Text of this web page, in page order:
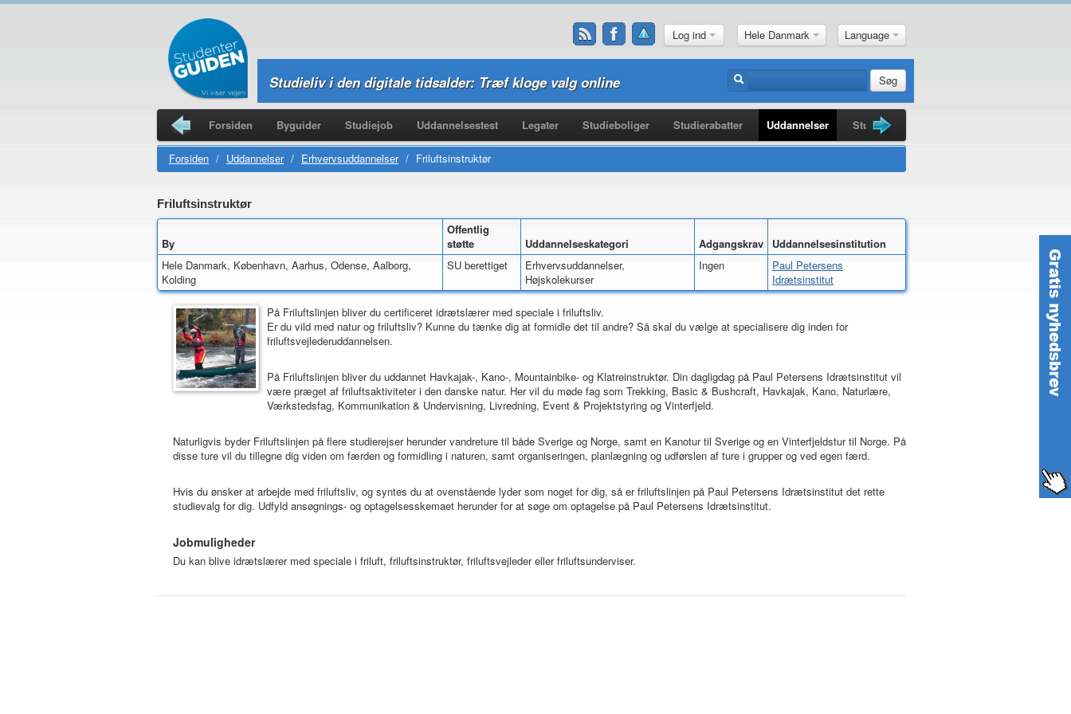
Log ind Hele Danmark Language
Studieliv i den digitale tidsalder: Træf kloge valg online Søg
Forsiden Byguider Studiejob Uddannelsestest Legater Studieboliger Studierabatter Uddannelser Studiebøger
Studierejser
Forsiden / Uddannelser / Erhvervsuddannelser / Friluftsinstruktør
Friluftsinstruktør
By
Offentlig
støtte
Uddannelseskategori Adgangskrav
Uddannelsesinstitution
Hele Danmark, København, Aarhus, Odense, Aalborg,
Kolding
SU berettiget
Erhvervsuddannelser,
Højskolekurser
Ingen
Paul Petersens
Idrætsinstitut
På Friluftslinjen bliver du certificeret idrætslærer med speciale i friluftsliv.
Er du vild med natur og friluftsliv? Kunne du tænke dig at formidle det til andre? Så skal du vælge at specialisere dig inden for
friluftsvejlederuddannelsen.
På Friluftslinjen bliver du uddannet Havkajak-, Kano-, Mountainbike- og Klatreinstruktør. Din dagligdag på Paul Petersens Idrætsinstitut vil
være præget af friluftsaktiviteter i den danske natur. Her vil du møde fag som Trekking, Basic & Bushcraft, Havkajak, Kano, Naturlære,
Værkstedsfag, Kommunikation & Undervisning, Livredning, Event & Projektstyring og Vinterfjeld.
Naturligvis byder Friluftslinjen på flere studierejser herunder vandreture til både Sverige og Norge, samt en Kanotur til Sverige og en Vinterfjeldstur til Norge. På
disse ture vil du tillegne dig viden om færden og formidling i naturen, samt organiseringen, planlægning og udførslen af ture i grupper og ved egen færd.
Hvis du ønsker at arbejde med friluftsliv, og syntes du at ovenstående lyder som noget for dig, så er friluftslinjen på Paul Petersens Idrætsinstitut det rette
studievalg for dig. Udfyld ansøgnings- og optagelsesskemaet herunder for at søge om optagelse på Paul Petersens Idrætsinstitut.
Jobmuligheder
Du kan blive idrætslærer med speciale i friluft, friluftsinstruktør, friluftsvejleder eller friluftsunderviser.